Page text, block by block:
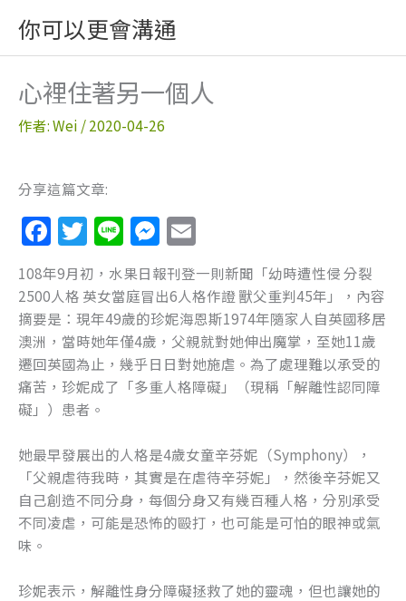
主
你可以更會溝通
心裡住著另一個人
作者:Wei /2020-04-26
分享這篇文章:
F
a
c
e
b
o
o
T
w
itt
er
Li
n
e
M
e
ss
e
n
g
er
m
ai
l
108年9月初，水果日報刊登一則新聞「幼時遭性侵 分裂
2500人格 英女當庭冒出6人格作證 獸父重判45年」，內容
摘要是：現年49歲的珍妮海恩斯1974年隨家人自英國移居
澳洲，當時她年僅4歲，父親就對她伸出魔掌，至她11歲
遷回英國為止，幾乎日日對她施虐。為了處理難以承受的
痛苦，珍妮成了「多重人格障礙」（現稱「解離性認同障
礙」）患者。
她最早發展出的人格是4歲女童辛芬妮（Symphony），
「父親虐待我時，其實是在虐待辛芬妮」，然後辛芬妮又
自己創造不同分身，每個分身又有幾百種人格，分別承受
不同凌虐，可能是恐怖的毆打，也可能是可怕的眼神或氣
味。
珍妮表示，解離性身分障礙拯救了她的靈魂，但也讓她的